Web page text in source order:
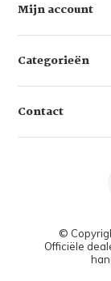
Mijn account
Categorieën
Contact
©
Officiële